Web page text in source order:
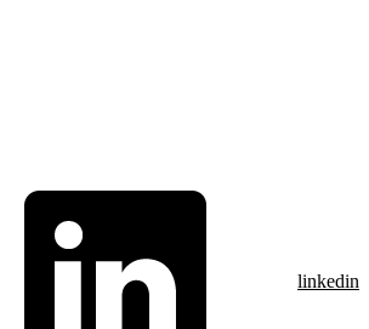
linkedin